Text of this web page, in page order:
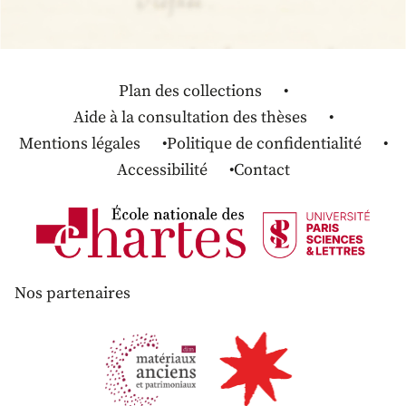
Plan des collections
Aide à la consultation des thèses
Mentions légales
Politique de confidentialité
Accessibilité
Contact
Nos partenaires